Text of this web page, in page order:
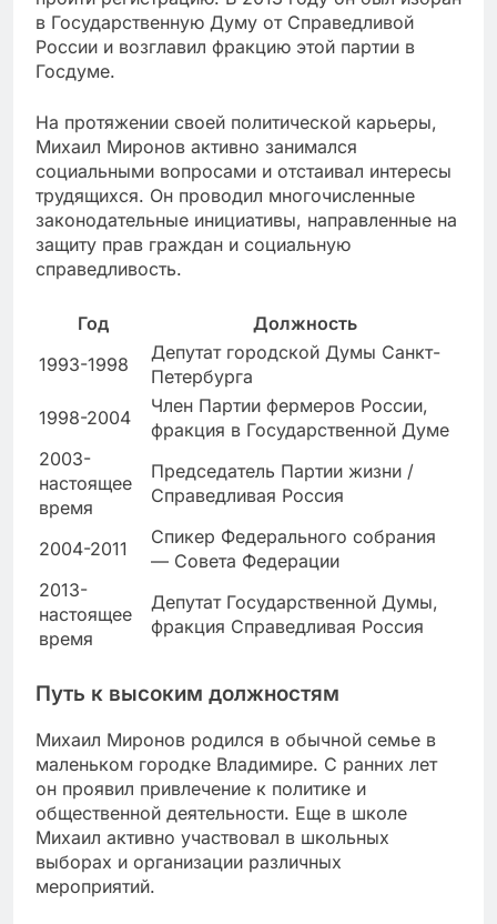
в Государственную Думу от Справедливой
России и возглавил фракцию этой партии в
Госдуме.
На протяжении своей политической карьеры,
Михаил Миронов активно занимался
социальными вопросами и отстаивал интересы
трудящихся. Он проводил многочисленные
законодательные инициативы, направленные на
защиту прав граждан и социальную
справедливость.
Год
Должность
1993-1998
Депутат городской Думы Санкт-
Петербурга
1998-2004
Член Партии фермеров России,
фракция в Государственной Думе
2003-
настоящее
время
Председатель Партии жизни /
Справедливая Россия
2004-2011
Спикер Федерального собрания
— Совета Федерации
2013-
настоящее
время
Депутат Государственной Думы,
фракция Справедливая Россия
Путь к высоким должностям
Михаил Миронов родился в обычной семье в
маленьком городке Владимире. С ранних лет
он проявил привлечение к политике и
общественной деятельности. Еще в школе
Михаил активно участвовал в школьных
выборах и организации различных
мероприятий.